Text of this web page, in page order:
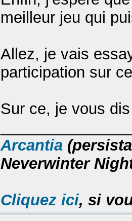
meilleur jeu qui
Allez, je vais
participation sur
Sur ce, je vous
Arcantia
Neverwinter
Cliquez ici, si